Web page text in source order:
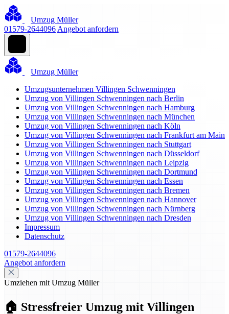
Umzug Müller
01579-2644096 Angebot anfordern
Umzug Müller
Umzugsunternehmen Villingen Schwenningen
Umzug von Villingen Schwenningen nach Berlin
Umzug von Villingen Schwenningen nach Hamburg
Umzug von Villingen Schwenningen nach München
Umzug von Villingen Schwenningen nach Köln
Umzug von Villingen Schwenningen nach Frankfurt am Main
Umzug von Villingen Schwenningen nach Stuttgart
Umzug von Villingen Schwenningen nach Düsseldorf
Umzug von Villingen Schwenningen nach Leipzig
Umzug von Villingen Schwenningen nach Dortmund
Umzug von Villingen Schwenningen nach Essen
Umzug von Villingen Schwenningen nach Bremen
Umzug von Villingen Schwenningen nach Hannover
Umzug von Villingen Schwenningen nach Nürnberg
Umzug von Villingen Schwenningen nach Dresden
Impressum
Datenschutz
01579-2644096
Angebot anfordern
Umziehen mit Umzug Müller
🏠 Stressfreier Umzug mit Villingen